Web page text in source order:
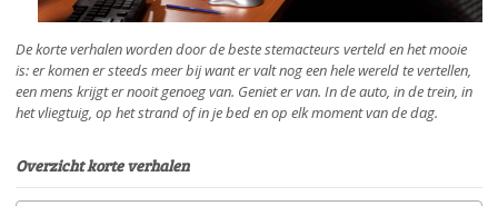
De korte verhalen worden door de beste stemacteurs verteld en het mooie
is: er komen er steeds meer bij want er valt nog een hele wereld te vertellen,
een mens krijgt er nooit genoeg van. Geniet er van. In de auto, in de trein, in
het vliegtuig, op het strand of in je bed en op elk moment van de dag.
Overzicht korte verhalen